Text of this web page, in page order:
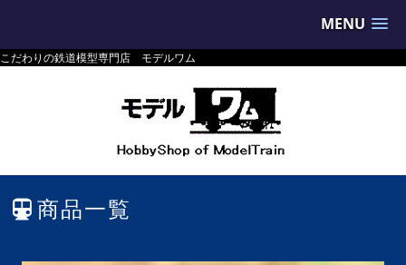
MENU
こだわりの鉄道模型専門店 モデルワム
商品一覧